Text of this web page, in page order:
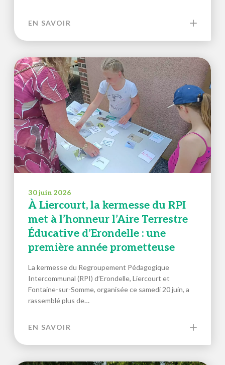
EN SAVOIR
30 juin 2026
À Liercourt, la kermesse du RPI
met à l’honneur l’Aire Terrestre
Éducative d’Erondelle : une
première année prometteuse
La kermesse du Regroupement Pédagogique
Intercommunal (RPI) d’Erondelle, Liercourt et
Fontaine-sur-Somme, organisée ce samedi 20 juin, a
rassemblé plus de…
EN SAVOIR